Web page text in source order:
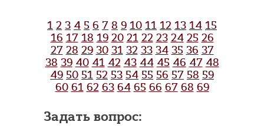
1 2 3 4 5 6 7 8 9 10 11 12 13 14 15
16 17 18 19 20 21 22 23 24 25 26
27 28 29 30 31 32 33 34 35 36 37
38 39 40 41 42 43 44 45 46 47 48
49 50 51 52 53 54 55 56 57 58 59
60 61 62 63 64 65 66 67 68 69
Задать вопрос: